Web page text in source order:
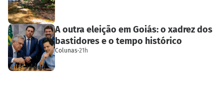
A outra eleição em Goiás: o xadrez dos
bastidores e o tempo histórico
Colunas·21h